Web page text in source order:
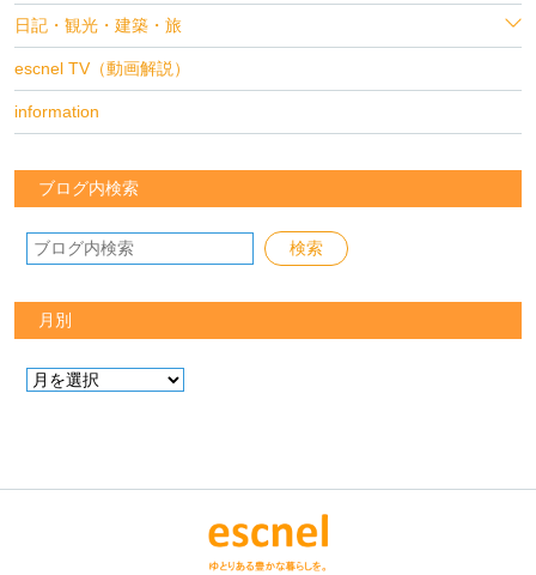
日記・観光・建築・旅
escnel TV（動画解説）
information
ブログ内検索
月別